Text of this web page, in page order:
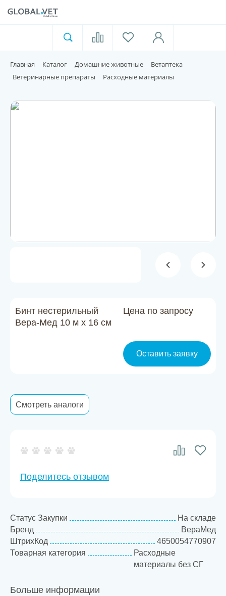
Для пищевой индустрии
Домашние животные
Контакты
Главная Каталог Домашние животные
Ветаптека
Ветеринарные препараты
Расходные материалы
Бинт нестерильный
Вера-Мед 10 м х 16 см
Цена по запросу
Оставить заявку
Смотреть аналоги
Поделитесь отзывом
Статус Закупки
На складе
Бренд
ВераМед
ШтрихКод
4650054770907
Товарная категория
Расходные
материалы без СГ
Больше информации